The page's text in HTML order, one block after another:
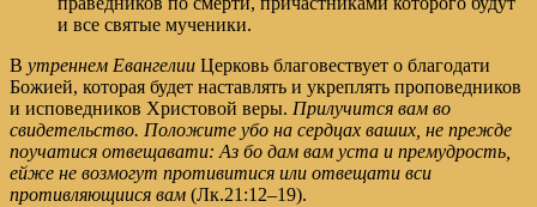
и все святые мученики.
В утреннем Евангелии Церковь благовествует о благодати
Божией, которая будет наставлять и укреплять проповедников
и исповедников Христовой веры. Прилучится вам во
свидетельство. Положите убо на сердцах ваших, не прежде
поучатися отвещавати: Аз бо дам вам уста и премудрость,
ейже не возмогут противитися или отвещати вси
противляющиися вам (Лк.21:12–19).